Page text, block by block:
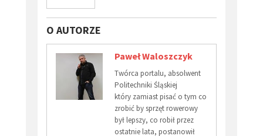
O AUTORZE
Paweł Waloszczyk
Twórca portalu, absolwent
Politechniki Śląskiej
który zamiast pisać o tym co
zrobić by sprzęt rowerowy
był lepszy, co robił przez
ostatnie lata, postanowił